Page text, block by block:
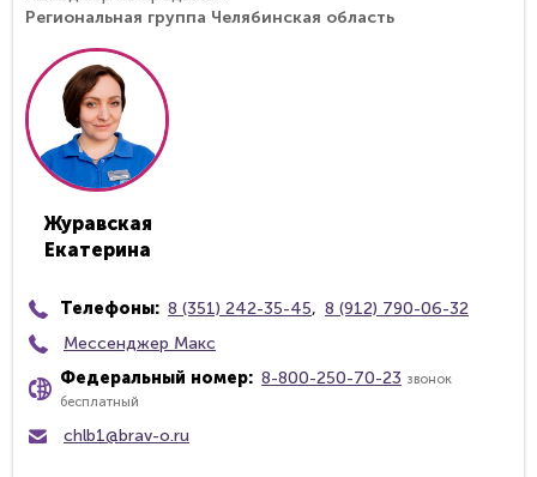
Региональная группа Челябинская область
Журавская
Екатерина
Телефоны: 8 (351) 242-35-45, 8 (912) 790-06-32
Мессенджер Макс
Федеральный номер: 8-800-250-70-23 звонок
бесплатный
chlb1@brav-o.ru